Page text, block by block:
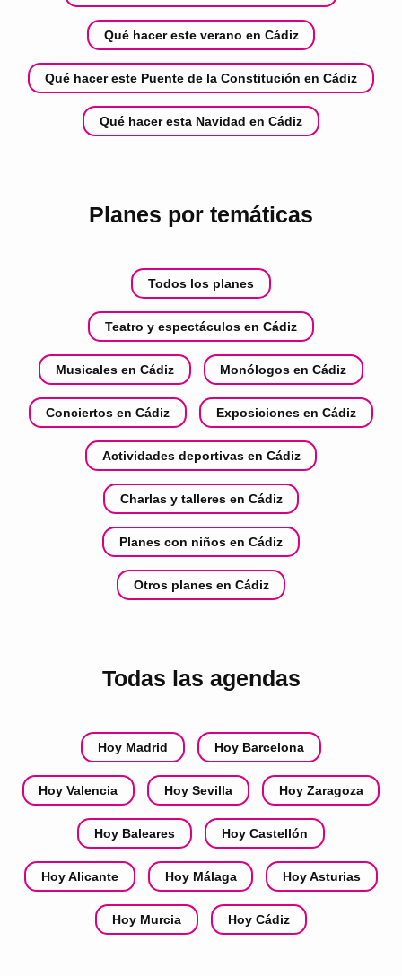
Qué hacer este verano en Cádiz
Qué hacer este Puente de la Constitución en Cádiz
Qué hacer esta Navidad en Cádiz
Planes por temáticas
Todos los planes
Teatro y espectáculos en Cádiz
Musicales en Cádiz Monólogos en Cádiz
Conciertos en Cádiz Exposiciones en Cádiz
Actividades deportivas en Cádiz
Charlas y talleres en Cádiz
Planes con niños en Cádiz
Otros planes en Cádiz
Todas las agendas
Hoy Madrid Hoy Barcelona
Hoy Valencia Hoy Sevilla Hoy Zaragoza
Hoy Baleares Hoy Castellón
Hoy Alicante Hoy Málaga Hoy Asturias
Hoy Murcia Hoy Cádiz